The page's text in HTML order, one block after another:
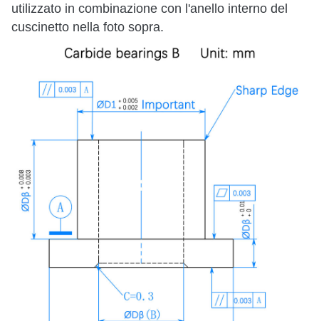
utilizzato in combinazione con l'anello interno del
cuscinetto nella foto sopra.